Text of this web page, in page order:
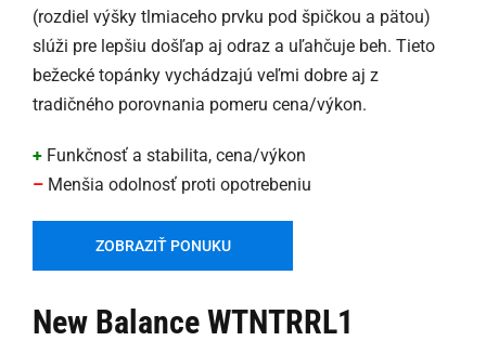
(rozdiel výšky tlmiaceho prvku pod špičkou a pätou)
slúži pre lepšiu došľap aj odraz a uľahčuje beh. Tieto
bežecké topánky vychádzajú veľmi dobre aj z
tradičného porovnania pomeru cena/výkon.
+ Funkčnosť a stabilita, cena/výkon
– Menšia odolnosť proti opotrebeniu
ZOBRAZIŤ PONUKU
New Balance WTNTRRL1